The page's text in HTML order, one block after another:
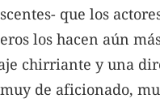
que los
los hacen aún
chirriante y una
de aficionado,